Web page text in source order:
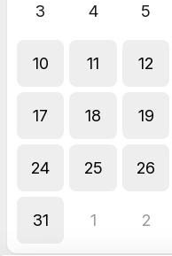
3 4 5
10 11 12
17 18 19
24 25 26
31 1 2